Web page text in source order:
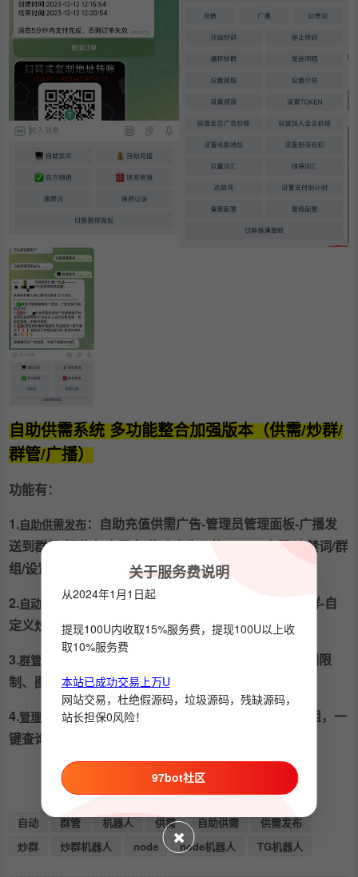
自助供需系统 多功能整合加强版本（供需/炒群/
群管/广播）
功能有：
1.自助供需发布：自助充值供需广告-管理员管理面板-广播发
送到群组/频道/每个用户-修改广告价格/token/客服/违禁词/群
组/设置会员广告/设置会员群组
2.自动炒群功能：机器人炒群不封号，自动炒群-循环炒群-自
定义炒群内容-自定义炒群时间-无需管理权限自动炒群；
3.群管机器人功能
：自定义用户发送消息字数限制-敏感词限
制、图片/视频/链接限制，一键添加机器人到群组；
4.管理员广播功能：自定义图文/文件/视频一键推送到群组，一
键查询群组ID
自动 群管 机器人 供需 自助供需
供需发布
炒群
炒群机器人 node node机器人 TG机器人
关于服务费说明
从2024年1月1日起
提现100U内收取15%服务费，提现100U以上收
取10%服务费
本站已成功交易上万U
网站交易，杜绝假源码，垃圾源码，残缺源码，
站长担保0风险！
97bot社区